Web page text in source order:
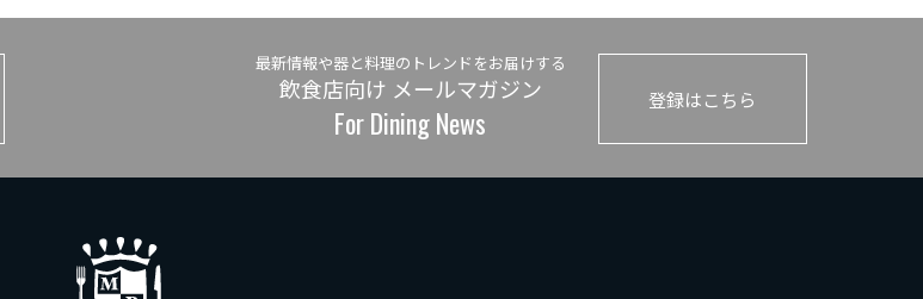
最新情報や器と料理のトレンドをお届けする
飲食店向け メールマガジン
For Dining News
登録はこちら